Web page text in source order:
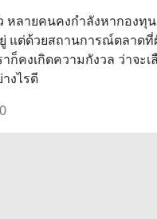
หลายคนคงกำลังหากองทุ
แต่ด้วยสถานการณ์ตลาดที่
ก็คงเกิดความกังวล ว่าจะ
งไรดี